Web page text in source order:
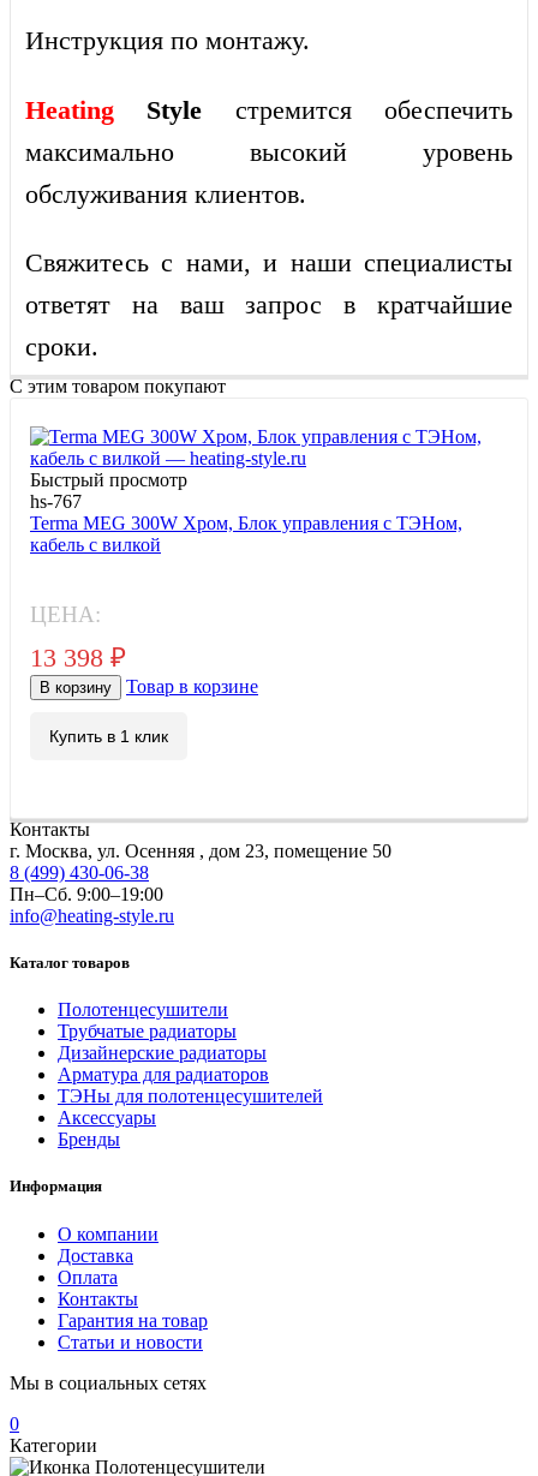
Инструкция по монтажу.
Heating Style стремится обеспечить
максимально высокий уровень
обслуживания клиентов.
Свяжитесь с нами, и наши специалисты
ответят на ваш запрос в кратчайшие
сроки.
С этим товаром покупают
Быстрый просмотр
hs-767
Terma MEG 300W Хром, Блок управления с ТЭНом,
кабель с вилкой
ЦЕНА:
13 398 ₽
В корзину Товар в корзине
Купить в 1 клик
Контакты
г. Москва, ул. Осенняя , дом 23, помещение 50
8 (499) 430-06-38
Пн–Сб. 9:00–19:00
info@heating-style.ru
Каталог товаров
Полотенцесушители
Трубчатые радиаторы
Дизайнерские радиаторы
Арматура для радиаторов
ТЭНы для полотенцесушителей
Аксессуары
Бренды
Информация
О компании
Доставка
Оплата
Контакты
Гарантия на товар
Статьи и новости
Мы в социальных сетях
0
Категории